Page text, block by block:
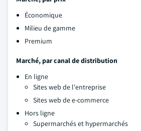
Économique
Milieu de gamme
Premium
Marché, par canal de distribution
En ligne
Sites web de l'entreprise
Sites web de e-commerce
Hors ligne
Supermarchés et hypermarchés